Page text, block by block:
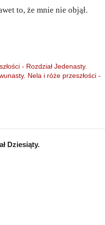
to, że mnie nie objął.
- Rozdział Jedenasty.
Nela i róże przeszłości -
Dziesiąty.